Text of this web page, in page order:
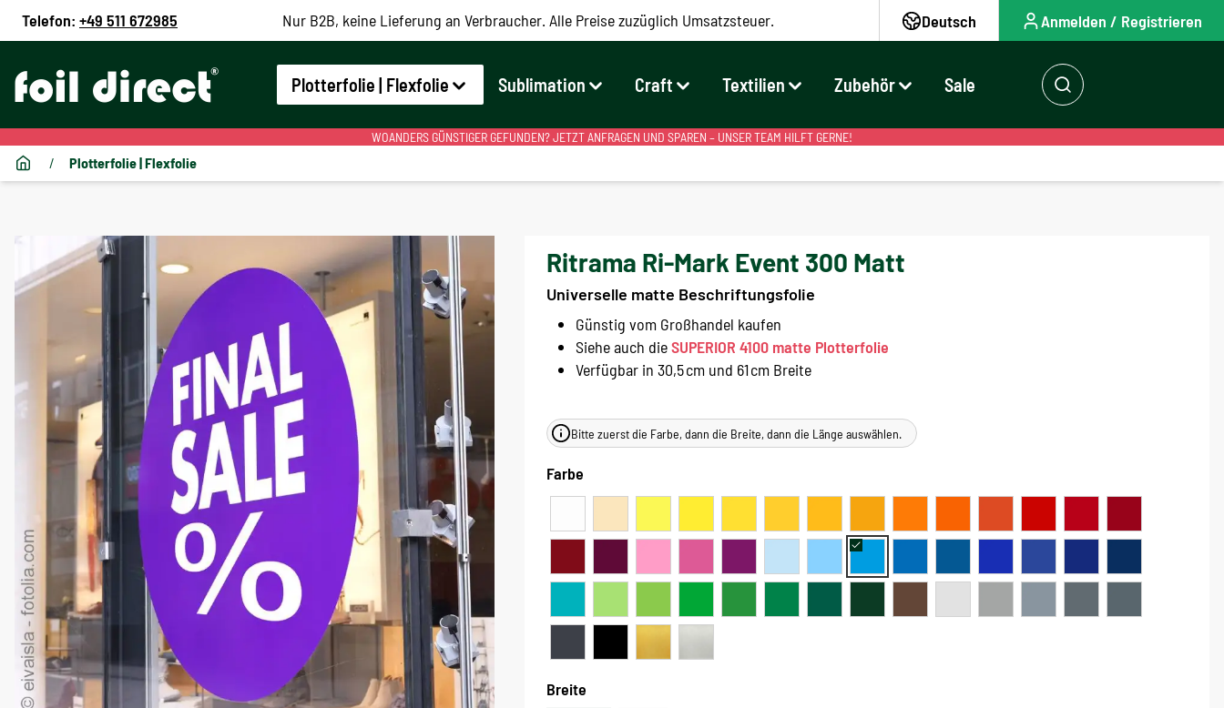
Telefon: +49 511 672985 Nur B2B, keine Lieferung an Verbraucher. Alle Preise zuzüglich Umsatzsteuer. Deutsch Anmelden / Registrieren
Plotterfolie | Flexfolie Sublimation Craft Textilien Zubehör Sale
WOANDERS GÜNSTIGER GEFUNDEN? JETZT ANFRAGEN UND SPAREN – UNSER TEAM HILFT GERNE!
/ Plotterfolie | Flexfolie
Ritrama Ri-Mark Event 300 Matt
Universelle matte Beschriftungsfolie
Günstig vom Großhandel kaufen
Siehe auch dieSUPERIOR 4100 matte Plotterfolie
Verfügbar in 30,5 cm und 61 cm Breite
Bitte zuerst die Farbe, dann die Breite, dann die Länge auswählen.
Farbe
Breite